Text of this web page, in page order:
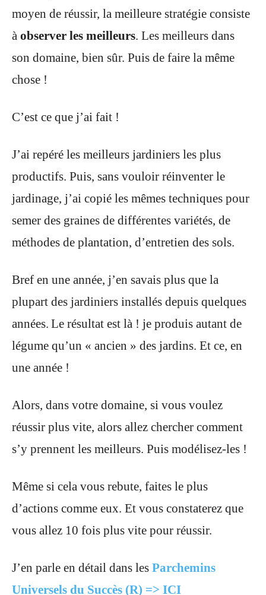
moyen de réussir, la meilleure stratégie consiste
à observer les meilleurs. Les meilleurs dans
son domaine, bien sûr. Puis de faire la même
chose !
C’est ce que j’ai fait !
J’ai repéré les meilleurs jardiniers les plus
productifs. Puis, sans vouloir réinventer le
jardinage, j’ai copié les mêmes techniques pour
semer des graines de différentes variétés, de
méthodes de plantation, d’entretien des sols.
Bref en une année, j’en savais plus que la
plupart des jardiniers installés depuis quelques
années. Le résultat est là ! je produis autant de
légume qu’un « ancien » des jardins. Et ce, en
une année !
Alors, dans votre domaine, si vous voulez
réussir plus vite, alors allez chercher comment
s’y prennent les meilleurs. Puis modélisez-les !
Même si cela vous rebute, faites le plus
d’actions comme eux. Et vous constaterez que
vous allez 10 fois plus vite pour réussir.
J’en parle en détail dans les Parchemins
Universels du Succès (R) => ICI